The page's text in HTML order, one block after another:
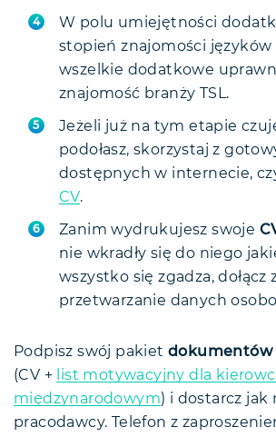
W polu umiejętności
stopień znajomości języków
wszelkie dodatkowe
znajomość branży TSL.
Jeżeli już na tym etapie
podołasz, skorzystaj z
dostępnych w internecie,
CV.
Zanim wydrukujesz swoje
nie wkradły się do niego
wszystko się zgadza, dołącz
przetwarzanie danych
Podpisz swój pakiet dokumentów
(CV +
list motywacyjny dla
międzynarodowym) i dostarcz jak
pracodawcy. Telefon z